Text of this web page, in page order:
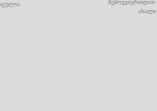
შემოგვიერთდით
ახალი